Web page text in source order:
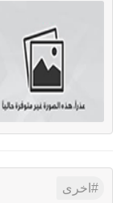
اخرى